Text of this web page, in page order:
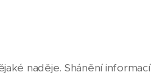
naděje. Shánění informací